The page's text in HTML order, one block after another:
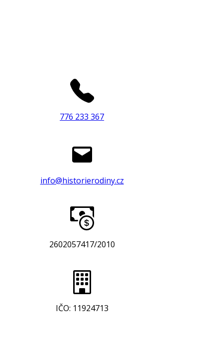
776 233 367
info@historierodiny.cz
2602057417/2010
IČO: 11924713